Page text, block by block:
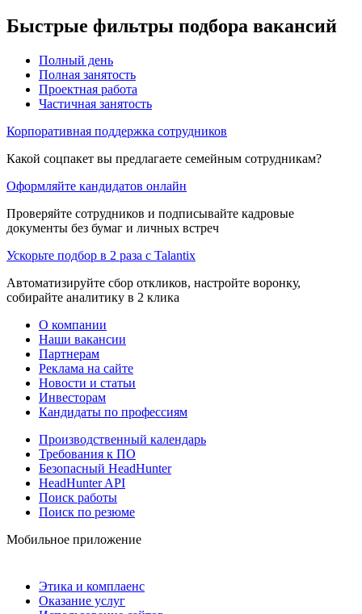
Быстрые фильтры подбора вакансий
Полный день
Полная занятость
Проектная работа
Частичная занятость
Корпоративная поддержка сотрудников
Какой соцпакет вы предлагаете семейным сотрудникам?
Оформляйте кандидатов онлайн
Проверяйте сотрудников и подписывайте кадровые
документы без бумаг и личных встреч
Ускорьте подбор в 2 раза с Talantix
Автоматизируйте сбор откликов, настройте воронку,
собирайте аналитику в 2 клика
О компании
Наши вакансии
Партнерам
Реклама на сайте
Новости и статьи
Инвесторам
Кандидаты по профессиям
Производственный календарь
Требования к ПО
Безопасный HeadHunter
HeadHunter API
Поиск работы
Поиск по резюме
Мобильное приложение
Этика и комплаенс
Оказание услуг